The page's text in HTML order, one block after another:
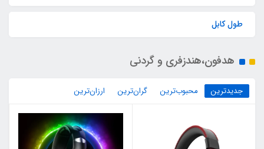
طول کابل
هدفون،هندزفری و گردنی
جدیدترین محبوب‌ترین گران‌ترین ارزان‌ترین